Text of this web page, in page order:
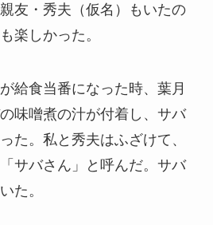
友・秀夫（仮名）もいたの
楽しかった。
給食当番になった時、葉月
味噌煮の汁が付着し、サバ
た。私と秀夫はふざけて、
サバさん」と呼んだ。サバ
た。